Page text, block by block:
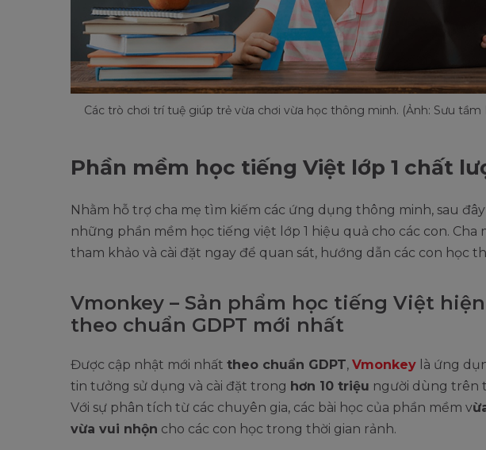
Các trò chơi trí tuệ giúp trẻ vừa chơi vừa học thông minh. (Ảnh: Sưu
Phần mềm học tiếng Việt lớp 1 chất
Nhằm hỗ trợ cha mẹ tìm kiếm các ứng dụng thông minh, sau
những phần mềm học tiếng việt lớp 1 hiệu quả cho các con. Cha
tham khảo và cài đặt ngay để quan sát, hướng dẫn các con học
Vmonkey – Sản phẩm học tiếng Việt
theo chuẩn GDPT mới nhất
Được cập nhật mới nhất theo chuẩn GDPT, Vmonkey là ứng
tin tưởng sử dụng và cài đặt trong hơn 10 triệu người dùng trên
Với sự phân tích từ các chuyên gia, các bài học của phần mềm v
vừa vui nhộn cho các con học trong thời gian rảnh.